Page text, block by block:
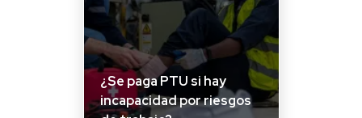
¿Se paga PTU si hay
incapacidad por riesgos